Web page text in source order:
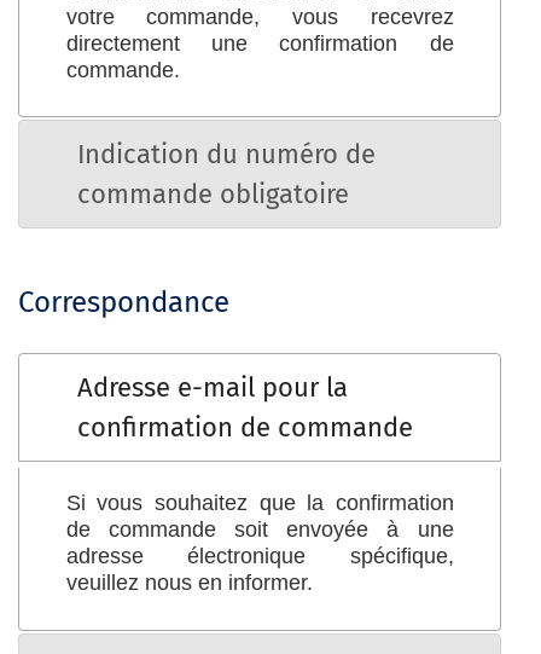
votre commande, vous recevrez
directement une confirmation de
commande.
Indication du numéro de
commande obligatoire
Correspondance
Adresse e-mail pour la
confirmation de commande
Si vous souhaitez que la confirmation
de commande soit envoyée à une
adresse électronique spécifique,
veuillez nous en informer.